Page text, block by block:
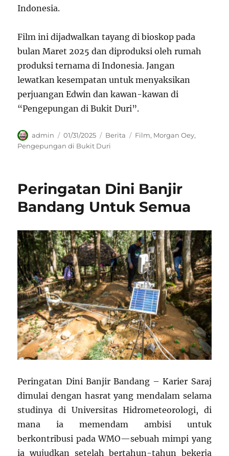
Indonesia.
Film ini dijadwalkan tayang di bioskop pada
bulan Maret 2025 dan diproduksi oleh rumah
produksi ternama di Indonesia. Jangan
lewatkan kesempatan untuk menyaksikan
perjuangan Edwin dan kawan-kawan di
“Pengepungan di Bukit Duri”.
Author
admin
Posted
on
01/31/2025 Categories
Berita Tags
Film, Morgan Oey,
Pengepungan di Bukit Duri
Peringatan Dini Banjir
Bandang Untuk Semua
Peringatan Dini Banjir Bandang – Karier Saraj
dimulai dengan hasrat yang mendalam selama
studinya di Universitas Hidrometeorologi, di
mana ia memendam ambisi untuk
berkontribusi pada WMO—sebuah mimpi yang
ia wujudkan setelah bertahun-tahun bekerja